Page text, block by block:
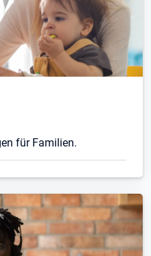
für Familien.